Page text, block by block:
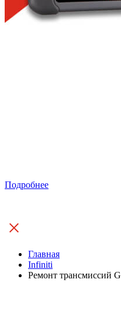
Подробнее
Главная
Infiniti
Ремонт трансмиссий G